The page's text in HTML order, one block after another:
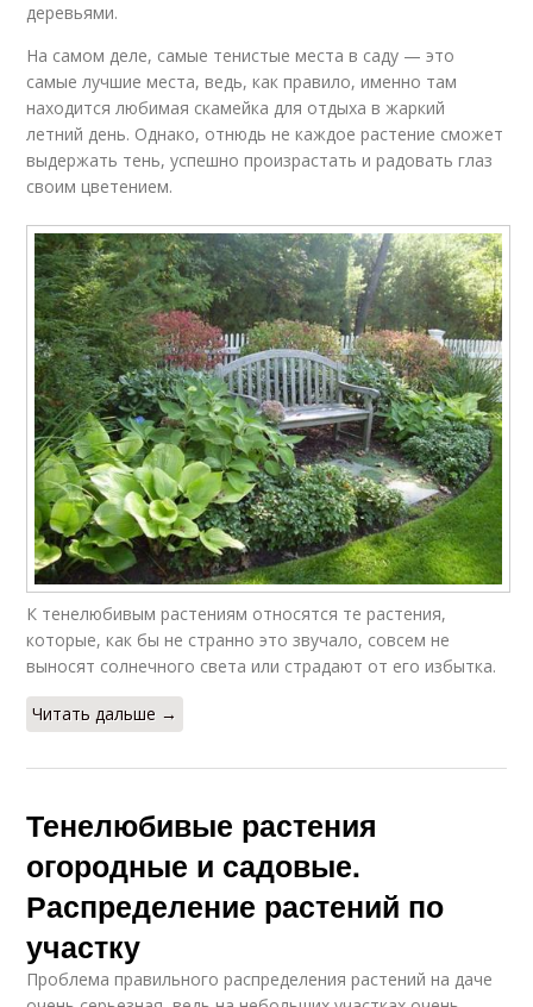
деревьями.
На самом деле, самые тенистые места в саду — это
самые лучшие места, ведь, как правило, именно там
находится любимая скамейка для отдыха в жаркий
летний день. Однако, отнюдь не каждое растение сможет
выдержать тень, успешно произрастать и радовать глаз
своим цветением.
К тенелюбивым растениям относятся те растения,
которые, как бы не странно это звучало, совсем не
выносят солнечного света или страдают от его избытка.
Читать дальше →
Тенелюбивые растения
огородные и садовые.
Распределение растений по
участку
Проблема правильного распределения растений на даче